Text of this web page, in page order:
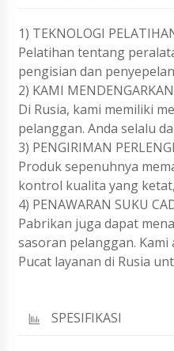
1) TEKNOLOGI
Pelatihan tentang
pengisian dan
2) KAMI
Di Rusia, kami memiliki
pelanggan. Anda selalu
3) PENGIRIMAN
Produk sepenuhnya
kontrol kualita yang
4) PENAWARAN SUKU
Pabrikan juga dapat
sasoran pelanggan.
Pucat layanan di Rusia
SPESIFIKASI